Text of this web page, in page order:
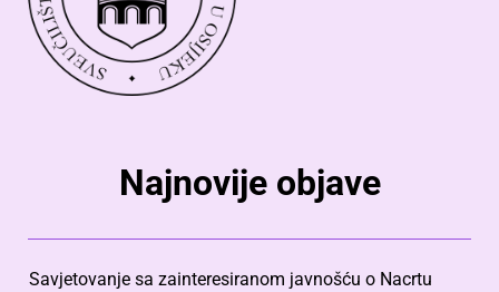
Najnovije objave
Savjetovanje sa zainteresiranom javnošću o Nacrtu